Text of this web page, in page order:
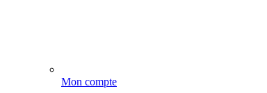
Mon compte